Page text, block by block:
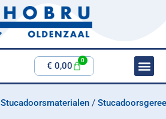
€ 0,00
0
Stucadoorsmaterialen /